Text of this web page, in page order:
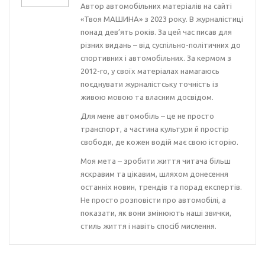
Автор автомобільних матеріалів на сайті
«Твоя МАШИНА» з 2023 року. В журналістиці
понад дев’ять років. За цей час писав для
різних видань – від суспільно-політичних до
спортивних і автомобільних. За кермом з
2012-го, у своїх матеріалах намагаюсь
поєднувати журналістську точність із
живою мовою та власним досвідом.
Для мене автомобіль – це не просто
транспорт, а частина культури й простір
свободи, де кожен водій має свою історію.
Моя мета – зробити життя читача більш
яскравим та цікавим, шляхом донесення
останніх новин, трендів та порад експертів.
Не просто розповісти про автомобілі, а
показати, як вони змінюють наші звички,
стиль життя і навіть спосіб мислення.